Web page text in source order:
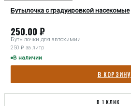
Бутылочка с градуировкой насекомые
250.00 ₽
Бутылочки для автохимии
250 ₽ за литр
В наличии
В КОРЗИНУ
В 1 КЛИК